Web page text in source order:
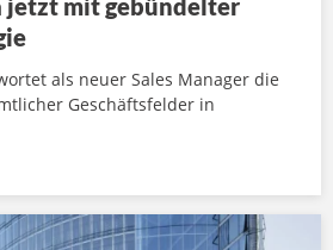
als neuer Sales Manager die
Geschäftsfelder in